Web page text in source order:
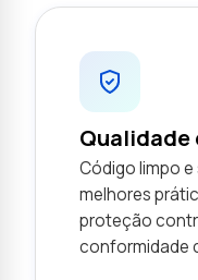
Qualidade
Código limpo
melhores
proteção
conformidade